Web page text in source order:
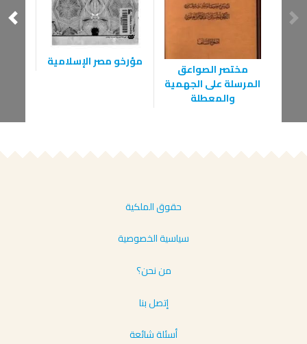
مختصر الصواعق
المرسلة على الجهمية
والمعطلة
مؤرخو مصر الإسلامية
حقوق الملكية
سياسية الخصوصية
من نحن؟
إتصل بنا
أسئلة شائعة